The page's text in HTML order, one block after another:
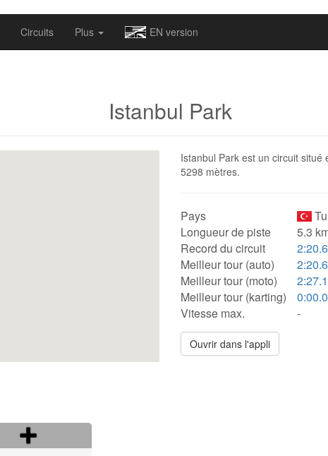
Circuits Plus EN version
Istanbul Park
Istanbul Park est un circuit
5298 mètres.
Pays
Longueur de piste
5.3
Record du circuit
Meilleur tour (auto)
Meilleur tour (moto)
Meilleur tour (karting)
Vitesse max.
-
Ouvrir dans l'appli